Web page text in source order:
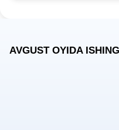
AVGUST OYIDA